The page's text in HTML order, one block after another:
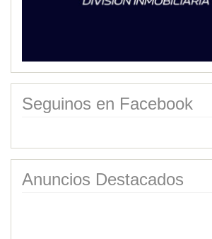
Seguinos en Facebook
Anuncios Destacados